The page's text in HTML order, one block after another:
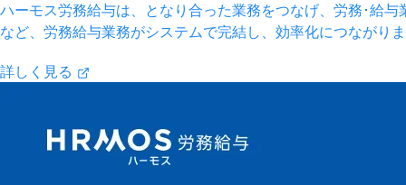
ハーモス労務給与は、となり合った業務をつなげ、労務･給
など、労務給与業務がシステムで完結し、効率化につながり
詳しく見る